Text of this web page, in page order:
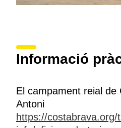
Informació
El campament reial de
Antoni
https://costabrava.org/